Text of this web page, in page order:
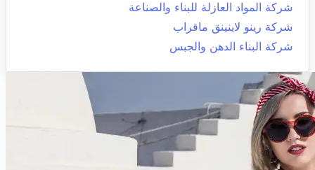
شركة المواد العازلة للبناء والصناعة
شركة رينو لاينينق ماقراب
شركة البناء الدهن والجبس